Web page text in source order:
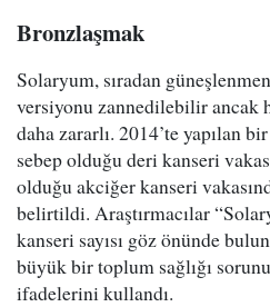
Bronzlaşmak
Solaryum, sıradan
versiyonu zannedilebilir ancak
daha zararlı. 2014’te yapılan
sebep olduğu deri kanseri
olduğu akciğer kanseri
belirtildi. Araştırmacılar
kanseri sayısı göz önünde
büyük bir toplum sağlığı
ifadelerini kullandı.